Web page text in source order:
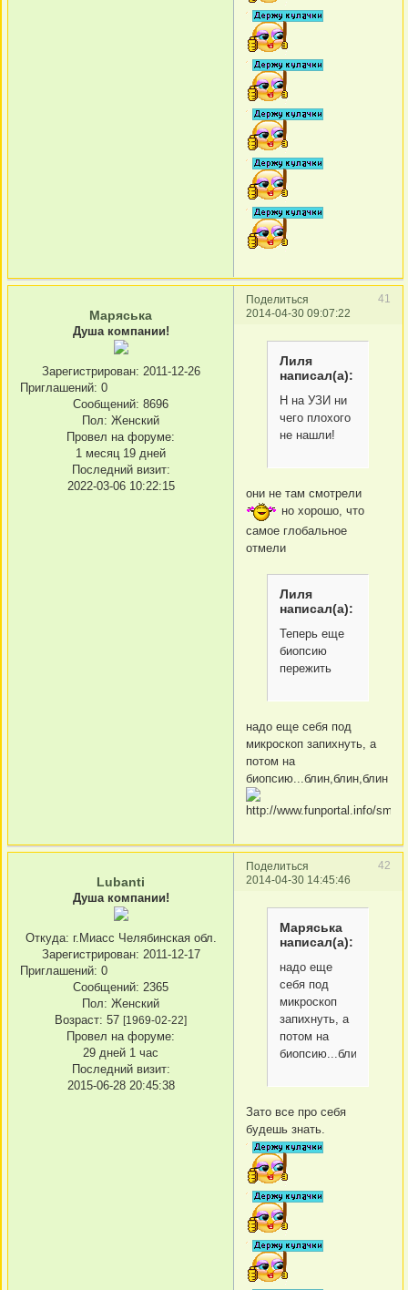
Поделиться
41
2014-04-30 09:07:22
Маряська
Душа компании!
Зарегистрирован: 2011-12-26
Приглашений: 0
Сообщений: 8696
Пол: Женский
Провел на форуме:
1 месяц 19 дней
Последний визит:
2022-03-06 10:22:15
Лиля
написал(а):
Н на УЗИ ни
чего плохого
не нашли!
они не там смотрели
но хорошо, что
самое глобальное
отмели
Лиля
написал(а):
Теперь еще
биопсию
пережить
надо еще себя под
микроскоп запихнуть, а
потом на
биопсию...блин,блин,блин
Поделиться
42
2014-04-30 14:45:46
Lubanti
Душа компании!
Откуда: г.Миасс Челябинская обл.
Зарегистрирован: 2011-12-17
Приглашений: 0
Сообщений: 2365
Пол: Женский
Возраст: 57 [1969-02-22]
Провел на форуме:
29 дней 1 час
Последний визит:
2015-06-28 20:45:38
Маряська
написал(а):
надо еще
себя под
микроскоп
запихнуть, а
потом на
Зато все про себя
будешь знать.